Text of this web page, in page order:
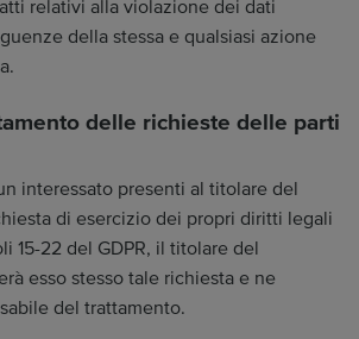
relativi alla violazione dei dati
della stessa e qualsiasi azione
delle richieste delle parti
interessato presenti al titolare del
di esercizio dei propri diritti legali
15-22 del GDPR, il titolare del
esso stesso tale richiesta e ne
del trattamento.